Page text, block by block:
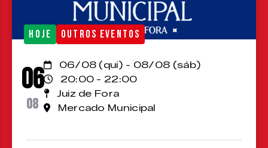
HOJE OUTROS EVENTOS
06
08
06/08 (qui) - 08/08 (sáb)
20:00 - 22:00
Juiz de Fora
Mercado Municipal